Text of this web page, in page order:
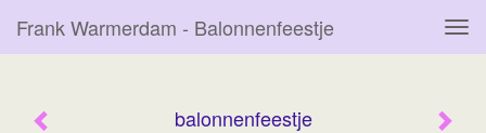
Frank Warmerdam - Balonnenfeestje
balonnenfeestje